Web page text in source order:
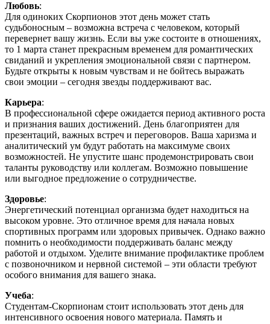
Любовь:
Для одиноких Скорпионов этот день может стать
судьбоносным – возможна встреча с человеком, который
перевернет вашу жизнь. Если вы уже состоите в отношениях,
то 1 марта станет прекрасным временем для романтических
свиданий и укрепления эмоциональной связи с партнером.
Будьте открыты к новым чувствам и не бойтесь выражать
свои эмоции – сегодня звезды поддерживают вас.
Карьера:
В профессиональной сфере ожидается период активного роста
и признания ваших достижений. День благоприятен для
презентаций, важных встреч и переговоров. Ваша харизма и
аналитический ум будут работать на максимуме своих
возможностей. Не упустите шанс продемонстрировать свои
таланты руководству или коллегам. Возможно повышение
или выгодное предложение о сотрудничестве.
Здоровье:
Энергетический потенциал организма будет находиться на
высоком уровне. Это отличное время для начала новых
спортивных программ или здоровых привычек. Однако важно
помнить о необходимости поддерживать баланс между
работой и отдыхом. Уделите внимание профилактике проблем
с позвоночником и нервной системой – эти области требуют
особого внимания для вашего знака.
Учеба:
Студентам-Скорпионам стоит использовать этот день для
интенсивного освоения нового материала. Память и